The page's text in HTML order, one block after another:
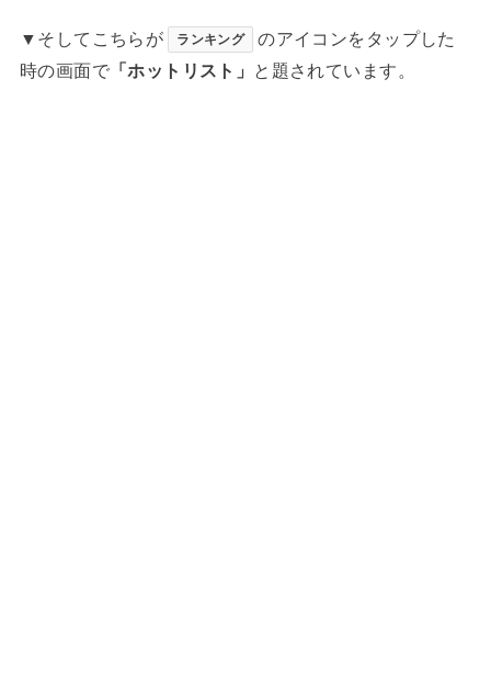
▼そしてこちらが ランキング
のアイコンをタップした
時の画面で「ホットリスト」 と題されています。